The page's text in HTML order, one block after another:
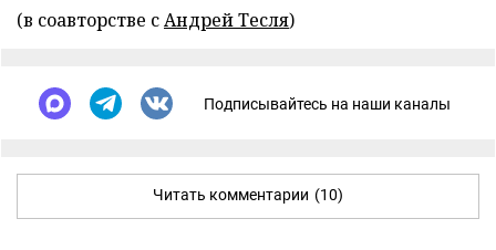
(в соавторстве сАндрей Тесля)
Подписывайтесь на наши каналы
Читать комментарии (10)